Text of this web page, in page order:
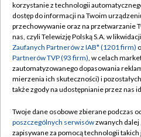
Abonament TVP
Emisja w TVP
Centrum informacji TVP
Naziemna Telewizja Cyfrowa
Rada Programowa
Polityka
Moje
korzystanie z technologii
dostęp do informacji na Twoim
przechowywanie oraz na przetwarzanie
nas, czyli Telewizję Polską S.A. w
Zaufanych Partnerów z IAB* (1201 firm)
Partnerów TVP (93 firm), w celach
zautomatyzowanego dopasowania
mierzenia ich skuteczności) i
także zgody na udostępnianie przez nas
Twoje dane osobowe zbierane podczas
poszczególnych serwisówzwanych
zapisywane za pomocą technologii